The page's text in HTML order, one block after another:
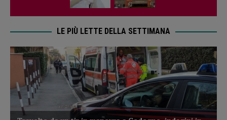
LE PIÙ LETTE DELLA SETTIMANA